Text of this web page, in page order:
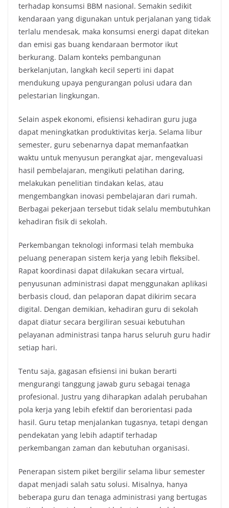
terhadap konsumsi BBM nasional. Semakin sedikit
kendaraan yang digunakan untuk perjalanan yang tidak
terlalu mendesak, maka konsumsi energi dapat ditekan
dan emisi gas buang kendaraan bermotor ikut
berkurang. Dalam konteks pembangunan
berkelanjutan, langkah kecil seperti ini dapat
mendukung upaya pengurangan polusi udara dan
pelestarian lingkungan.
Selain aspek ekonomi, efisiensi kehadiran guru juga
dapat meningkatkan produktivitas kerja. Selama libur
semester, guru sebenarnya dapat memanfaatkan
waktu untuk menyusun perangkat ajar, mengevaluasi
hasil pembelajaran, mengikuti pelatihan daring,
melakukan penelitian tindakan kelas, atau
mengembangkan inovasi pembelajaran dari rumah.
Berbagai pekerjaan tersebut tidak selalu membutuhkan
kehadiran fisik di sekolah.
Perkembangan teknologi informasi telah membuka
peluang penerapan sistem kerja yang lebih fleksibel.
Rapat koordinasi dapat dilakukan secara virtual,
penyusunan administrasi dapat menggunakan aplikasi
berbasis cloud, dan pelaporan dapat dikirim secara
digital. Dengan demikian, kehadiran guru di sekolah
dapat diatur secara bergiliran sesuai kebutuhan
pelayanan administrasi tanpa harus seluruh guru hadir
setiap hari.
Tentu saja, gagasan efisiensi ini bukan berarti
mengurangi tanggung jawab guru sebagai tenaga
profesional. Justru yang diharapkan adalah perubahan
pola kerja yang lebih efektif dan berorientasi pada
hasil. Guru tetap menjalankan tugasnya, tetapi dengan
pendekatan yang lebih adaptif terhadap
perkembangan zaman dan kebutuhan organisasi.
Penerapan sistem piket bergilir selama libur semester
dapat menjadi salah satu solusi. Misalnya, hanya
beberapa guru dan tenaga administrasi yang bertugas